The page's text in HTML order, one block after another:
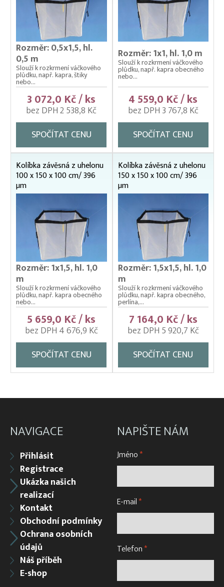
Planktonové (uhelonové) vybavení
Kolíbky plovoucí z uhelonu
Kolíbky závěsné z uhelonu
176 µm
340 µm
396 µm
85 µm
zakázková výroba
Planktonky
Planktonky kontrolní
Planktonky vrhací
Třeboňská lžíce
Třídička planktonu
Uhelonové drátěné sáčky
Podložní sítě
Pomocné rybářské vybavení
Prubní ploty
Přebírka kaprová
Přepínací ploty
Přepravní bedny na ryby
Rukáv na vysazování
Rybářské pracovní oděvy
Třídička rybího plůdku
Vatky – zátahové sítě
Vatky stahovací, kruhové (“Japonky“)
Vzduchování
Zátahové sítě
Zpracovatelský/technologický stůl
Rozměr: 0,5x1,5, hl.
0,5 m
Slouží k rozkrmení váčkového
plůdku, např. kapra, štiky
nebo...
3 072,0 Kč / ks
bez DPH 2 538,8 Kč
SPOČÍTAT CENU
Rozměr: 1x1, hl. 1,0 m
Slouží k rozkrmení váčkového
plůdku, např. kapra obecného
nebo...
4 559,0 Kč / ks
bez DPH 3 767,8 Kč
SPOČÍTAT CENU
Kolíbka závěsná z uhelonu
100 x 150 x 100 cm/ 396
µm
Rozměr: 1x1,5, hl. 1,0
m
Slouží k rozkrmení váčkového
plůdku, např. kapra obecného
nebo...
5 659,0 Kč / ks
bez DPH 4 676,9 Kč
SPOČÍTAT CENU
Kolíbka závěsná z uhelonu
150 x 150 x 100 cm/ 396
µm
Rozměr: 1,5x1,5, hl. 1,0
m
Slouží k rozkrmení váčkového
plůdku, např. kapra obecného,
perlína,...
7 164,0 Kč / ks
bez DPH 5 920,7 Kč
SPOČÍTAT CENU
NAVIGACE
Přihlásit
Registrace
Ukázka našich
realizací
Kontakt
Obchodní podmínky
Ochrana osobních
údajů
Náš příběh
E-shop
NAPIŠTE NÁM
Jméno*
E-mail*
Telefon*